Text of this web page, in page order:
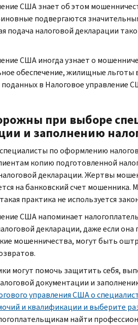
США знает об этом
подвергаются
подача налоговой декларации
США иногда узнает о
обеспечение, жилищные
поданных в Налоговое
при выборе
и заполнению
по оформлению
копию подготовленной
декларации. Жертвы
на банковский счет
практика не используется
США напоминает
декларации, даже если
мошенничества, могут быть
могут помочь защитить себя,
документации и
управления США о
и квалификации и выберите
найти